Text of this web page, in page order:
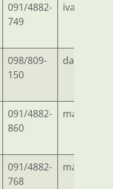
091/4882-
749
098/809-
150
091/4882-
860
091/4882-
768